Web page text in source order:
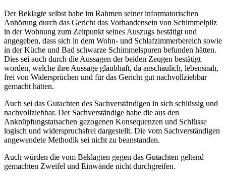
Der Beklagte selbst habe im Rahmen seiner informatorischen
Anhörung durch das Gericht das Vorhandensein von Schimmelpilz
in der Wohnung zum Zeitpunkt seines Auszugs bestätigt und
angegeben, dass sich in dem Wohn- und Schlafzimmerbereich sowie
in der Küche und Bad schwarze Schimmelspuren befunden hätten.
Dies sei auch durch die Aussagen der beiden Zeugen bestätigt
worden, welche ihre Aussage glaubhaft, da anschaulich, lebensnah,
frei von Widersprüchen und für das Gericht gut nachvollziehbar
gemacht hätten.
Auch sei das Gutachten des Sachverständigen in sich schlüssig und
nachvollziehbar. Der Sachverständige habe die aus den
Anknüpfungstatsachen gezogenen Konsequenzen und Schlüsse
logisch und widerspruchsfrei dargestellt. Die vom Sachverständigen
angewendete Methodik sei nicht zu beanstanden.
Auch würden die vom Beklagten gegen das Gutachten geltend
gemachten Zweifel und Einwände nicht durchgreifen.